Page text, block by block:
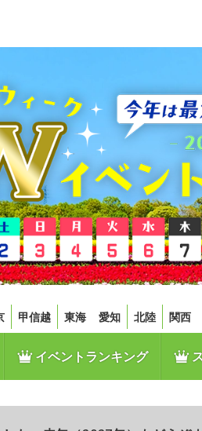
甲信越 東海 愛知 北陸 関西
イベントランキング